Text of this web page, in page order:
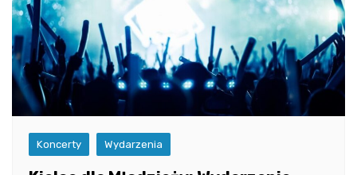
Koncerty Wydarzenia